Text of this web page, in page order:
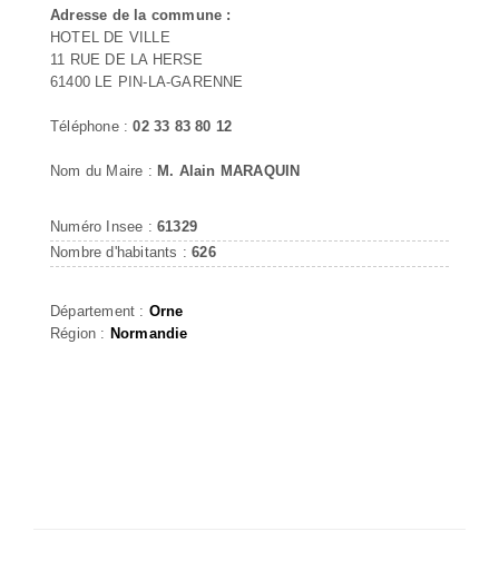
Adresse de la commune :
HOTEL DE VILLE
11 RUE DE LA HERSE
61400 LE PIN-LA-GARENNE
Téléphone :02 33 83 80 12
Nom du Maire : M. Alain MARAQUIN
Numéro Insee : 61329
Nombre d'habitants :626
Département : Orne
Région : Normandie